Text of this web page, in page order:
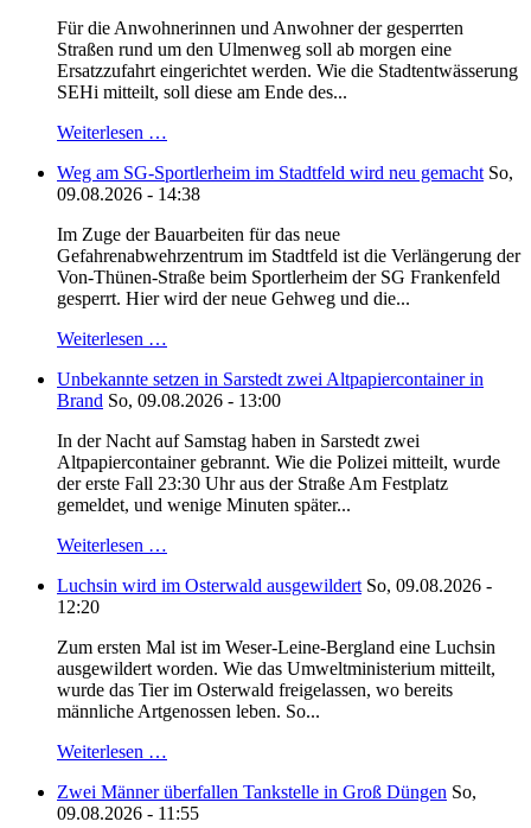
Für die Anwohnerinnen und Anwohner der gesperrten
Straßen rund um den Ulmenweg soll ab morgen eine
Ersatzzufahrt eingerichtet werden. Wie die Stadtentwässerung
SEHi mitteilt, soll diese am Ende des...
Weiterlesen …
Weg am SG-Sportlerheim im Stadtfeld wird neu gemacht So,
09.08.2026 - 14:38
Im Zuge der Bauarbeiten für das neue
Gefahrenabwehrzentrum im Stadtfeld ist die Verlängerung der
Von-Thünen-Straße beim Sportlerheim der SG Frankenfeld
gesperrt. Hier wird der neue Gehweg und die...
Weiterlesen …
Unbekannte setzen in Sarstedt zwei Altpapiercontainer in
Brand So, 09.08.2026 - 13:00
In der Nacht auf Samstag haben in Sarstedt zwei
Altpapiercontainer gebrannt. Wie die Polizei mitteilt, wurde
der erste Fall 23:30 Uhr aus der Straße Am Festplatz
gemeldet, und wenige Minuten später...
Weiterlesen …
Luchsin wird im Osterwald ausgewildert So, 09.08.2026 -
12:20
Zum ersten Mal ist im Weser-Leine-Bergland eine Luchsin
ausgewildert worden. Wie das Umweltministerium mitteilt,
wurde das Tier im Osterwald freigelassen, wo bereits
männliche Artgenossen leben. So...
Weiterlesen …
Zwei Männer überfallen Tankstelle in Groß Düngen So,
09.08.2026 - 11:55